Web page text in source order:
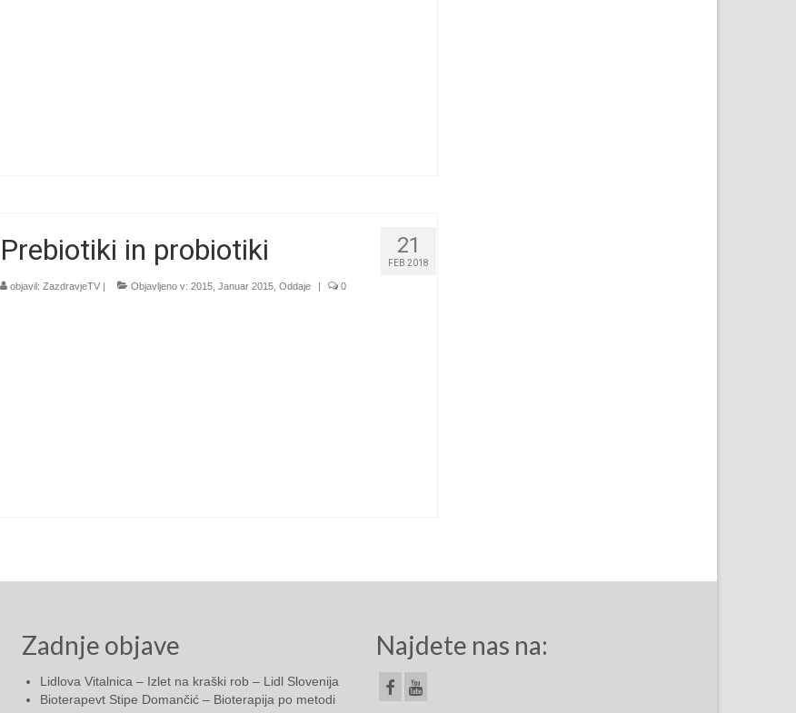
21
FEB 2018
Prebiotiki in probiotiki
objavil: ZazdravjeTV| Objavljeno v: 2015, Januar 2015, Oddaje | 0
Zadnje objave
Lidlova Vitalnica – Izlet na kraški rob – Lidl Slovenija
Bioterapevt Stipe Domančić – Bioterapija po metodi
Najdete nas na: